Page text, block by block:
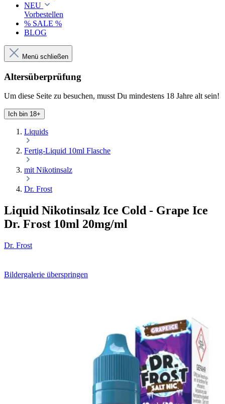
NEU
Vorbestellen
% SALE %
BLOG
Menü schließen
Altersüberprüfung
Um diese Seite zu besuchen, musst Du mindestens 18 Jahre alt sein!
Ich bin 18+
Liquids
Fertig-Liquid 10ml Flasche
mit Nikotinsalz
Dr. Frost
Liquid Nikotinsalz Ice Cold - Grape Ice
Dr. Frost 10ml 20mg/ml
Dr. Frost
Bildergalerie überspringen